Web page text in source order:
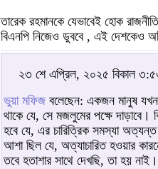
তারেক রহমানকে যেভাবেই হোক
বিএনপি নিজেও ডুববে , এই দেশকেও
২৩ শে এপ্রিল, ২০২৫ বিকাল
ভুয়া মফিজ বলেছেন: একজন মানুষ যখন
থাকে যে, সে মজলুমের পক্ষে
হবে যে, এর চারিত্রিক সমস্যা
আশা ছিল যে, অত্যাচারিত হওয়ার
তবে হতাশার সাথে দেখছি, তা হয়